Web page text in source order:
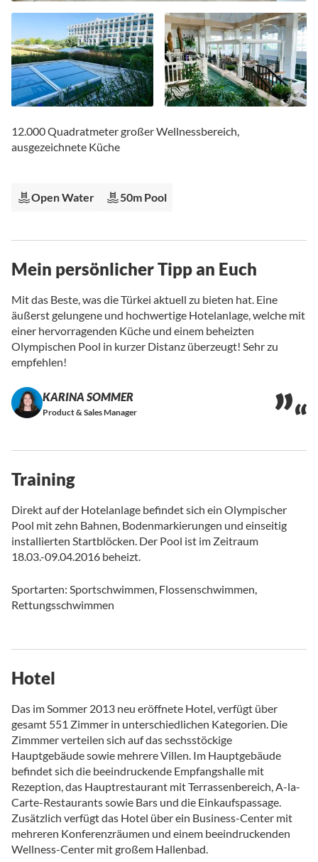
Anfang
der
12.000 Quadratmeter großer Wellnessbereich,
ausgezeichnete Küche
Open Water 50m Pool
Mein persönlicher Tipp an Euch
Mit das Beste, was die Türkei aktuell zu bieten hat. Eine
äußerst gelungene und hochwertige Hotelanlage, welche mit
einer hervorragenden Küche und einem beheizten
Olympischen Pool in kurzer Distanz überzeugt! Sehr zu
empfehlen!
KARINA SOMMER
Product & Sales Manager
Training
Direkt auf der Hotelanlage befindet sich ein Olympischer
Pool mit zehn Bahnen, Bodenmarkierungen und einseitig
installierten Startblöcken. Der Pool ist im Zeitraum
18.03.-09.04.2016 beheizt.
Sportarten: Sportschwimmen, Flossenschwimmen,
Rettungsschwimmen
Hotel
Das im Sommer 2013 neu eröffnete Hotel, verfügt über
gesamt 551 Zimmer in unterschiedlichen Kategorien. Die
Zimmmer verteilen sich auf das sechsstöckige
Hauptgebäude sowie mehrere Villen. Im Hauptgebäude
befindet sich die beeindruckende Empfangshalle mit
Rezeption, das Hauptrestaurant mit Terrassenbereich, A-la-
Carte-Restaurants sowie Bars und die Einkaufspassage.
Zusätzlich verfügt das Hotel über ein Business-Center mit
mehreren Konferenzräumen und einem beeindruckenden
Wellness-Center mit großem Hallenbad.